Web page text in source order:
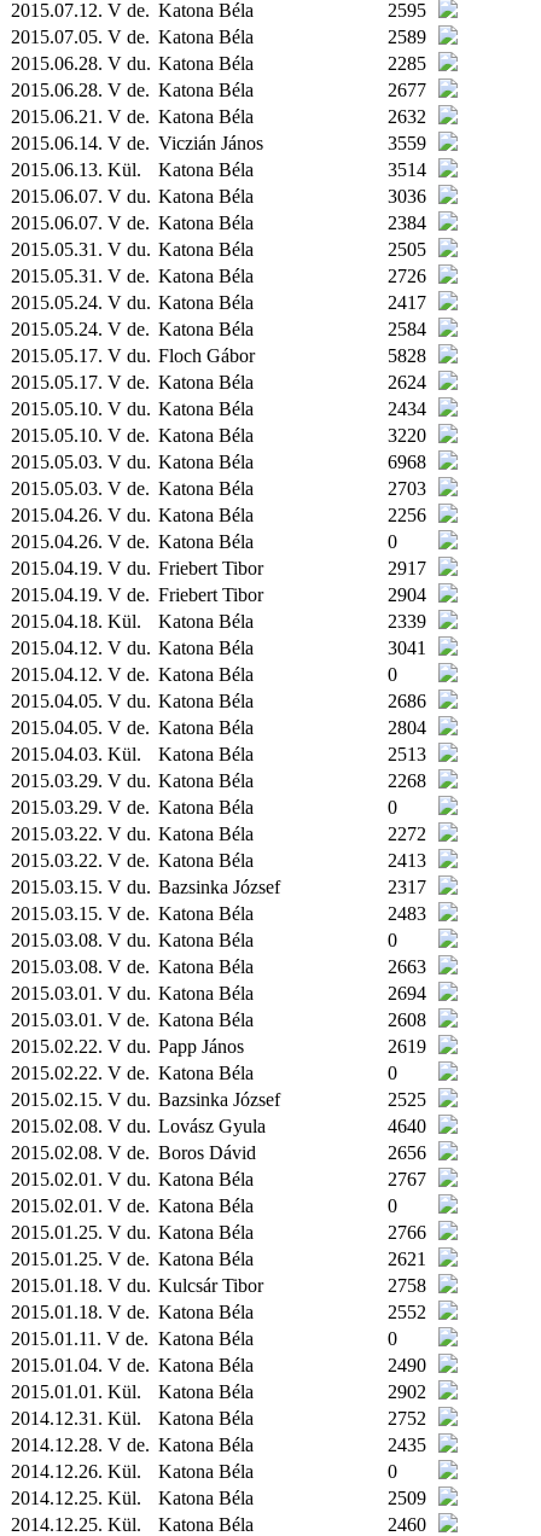
2015.07.12. V de. Katona Béla
2595
2015.07.05. V de. Katona Béla
2589
2015.06.28. V du. Katona Béla
2285
2015.06.28. V de. Katona Béla
2677
2015.06.21. V de. Katona Béla
2632
2015.06.14. V de. Viczián János
3559
2015.06.13. Kül. Katona Béla
3514
2015.06.07. V du. Katona Béla
3036
2015.06.07. V de. Katona Béla
2384
2015.05.31. V du. Katona Béla
2505
2015.05.31. V de. Katona Béla
2726
2015.05.24. V du. Katona Béla
2417
2015.05.24. V de. Katona Béla
2584
2015.05.17. V du. Floch Gábor
5828
2015.05.17. V de. Katona Béla
2624
2015.05.10. V du. Katona Béla
2434
2015.05.10. V de. Katona Béla
3220
2015.05.03. V du. Katona Béla
6968
2015.05.03. V de. Katona Béla
2703
2015.04.26. V du. Katona Béla
2256
2015.04.26. V de. Katona Béla
0
2015.04.19. V du. Friebert Tibor
2917
2015.04.19. V de. Friebert Tibor
2904
2015.04.18. Kül. Katona Béla
2339
2015.04.12. V du. Katona Béla
3041
2015.04.12. V de. Katona Béla
0
2015.04.05. V du. Katona Béla
2686
2015.04.05. V de. Katona Béla
2804
2015.04.03. Kül. Katona Béla
2513
2015.03.29. V du. Katona Béla
2268
2015.03.29. V de. Katona Béla
0
2015.03.22. V du. Katona Béla
2272
2015.03.22. V de. Katona Béla
2413
2015.03.15. V du. Bazsinka József
2317
2015.03.15. V de. Katona Béla
2483
2015.03.08. V du. Katona Béla
0
2015.03.08. V de. Katona Béla
2663
2015.03.01. V du. Katona Béla
2694
2015.03.01. V de. Katona Béla
2608
2015.02.22. V du. Papp János
2619
2015.02.22. V de. Katona Béla
0
2015.02.15. V du. Bazsinka József
2525
2015.02.08. V du. Lovász Gyula
4640
2015.02.08. V de. Boros Dávid
2656
2015.02.01. V du. Katona Béla
2767
2015.02.01. V de. Katona Béla
0
2015.01.25. V du. Katona Béla
2766
2015.01.25. V de. Katona Béla
2621
2015.01.18. V du. Kulcsár Tibor
2758
2015.01.18. V de. Katona Béla
2552
2015.01.11. V de. Katona Béla
0
2015.01.04. V de. Katona Béla
2490
2015.01.01. Kül. Katona Béla
2902
2014.12.31. Kül. Katona Béla
2752
2014.12.28. V de. Katona Béla
2435
2014.12.26. Kül. Katona Béla
0
2014.12.25. Kül. Katona Béla
2509
2014.12.25. Kül. Katona Béla
2460